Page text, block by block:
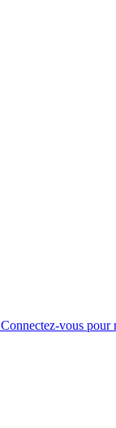
Connectez-vous pour